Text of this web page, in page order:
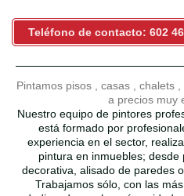
Teléfono de contacto: 602
Pintamos pisos , casas , chalets
a precios muy
Nuestro equipo de pintores
está formado por
experiencia en el sector,
pintura en inmuebles;
decorativa, alisado de paredes
Trabajamos sólo, con las